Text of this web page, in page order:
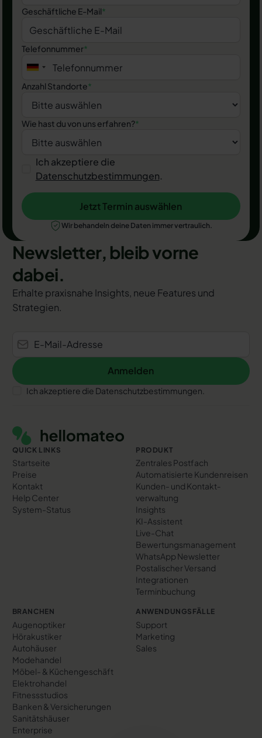
Geschäftliche E-Mail*
Telefonnummer*
Anzahl Standorte*
Wie hast du von uns erfahren?*
Ich akzeptiere die
Datenschutzbestimmungen.
Jetzt Termin auswählen
Jetzt Termin auswählen
Wir behandeln deine Daten immer vertraulich.
Newsletter, bleib vorne
dabei.
Erhalte praxisnahe Insights, neue Features und
Strategien.
Anmelden
Anmelden
Ich akzeptiere die Datenschutzbestimmungen.
QUICK LINKS
Startseite
Preise
Kontakt
Help Center
System-Status
PRODUKT
Zentrales Postfach
Automatisierte Kundenreisen
Kunden- und Kontakt­
verwaltung
Insights
KI-Assistent
Live-Chat
Bewertungs­management
WhatsApp Newsletter
Postalischer Versand
Integrationen
Terminbuchung
BRANCHEN
Augenoptiker
Hörakustiker
Autohäuser
Modehandel
Möbel- & Küchengeschäft
Elektrohandel
Fitnessstudios
Banken & Versicherungen
Sanitätshäuser
Enterprise
ANWENDUNGSFÄLLE
Support
Marketing
Sales